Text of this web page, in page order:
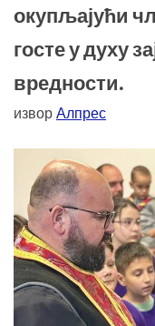
окупљајући
госте у духу
вредности.
извор Алпрес